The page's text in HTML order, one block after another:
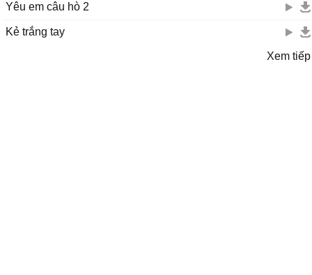
Yêu em câu hò 2
Kẻ trắng tay
Xem tiếp